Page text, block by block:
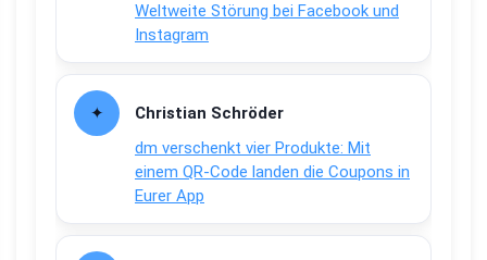
Weltweite Störung bei Facebook und
Instagram
Christian Schröder
dm verschenkt vier Produkte: Mit
einem QR-Code landen die Coupons in
Eurer App